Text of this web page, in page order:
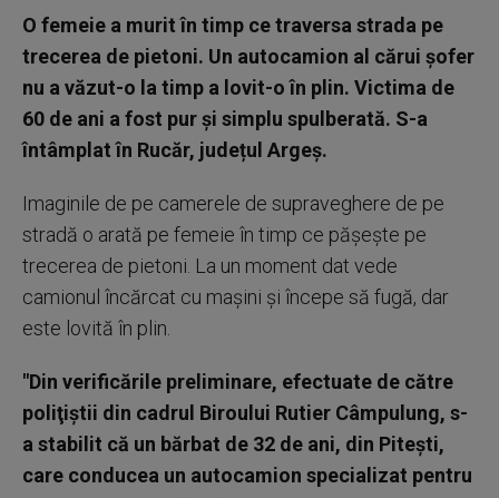
O femeie a murit în timp ce traversa strada pe
trecerea de pietoni. Un autocamion al cărui șofer
nu a văzut-o la timp a lovit-o în plin. Victima de
60 de ani a fost pur și simplu spulberată. S-a
întâmplat în Rucăr, județul Argeș.
Imaginile de pe camerele de supraveghere de pe
stradă o arată pe femeie în timp ce pășește pe
trecerea de pietoni. La un moment dat vede
camionul încărcat cu mașini și începe să fugă, dar
este lovită în plin.
"Din verificările preliminare, efectuate de către
poliţiştii din cadrul Biroului Rutier Câmpulung, s-
a stabilit că un bărbat de 32 de ani, din Piteşti,
care conducea un autocamion specializat pentru